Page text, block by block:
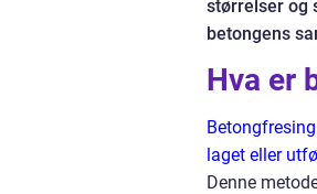
størrelser og
betongens
Hva er
laget eller
Denne